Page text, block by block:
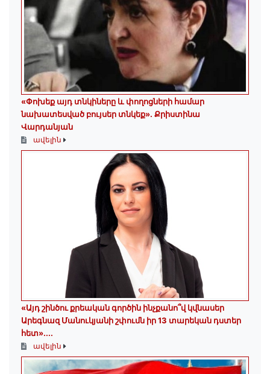
«Փոխեք այդ տնկիները և փողոցների համար
նախատեսված բույսեր տնկեք». Քրիստինա
Վարդանյան
ավելին
«Այդ շինծու քրեական գործին ինչքանո՞վ կվնասեր
Արեգնազ Մանուկյանի շփումն իր 13 տարեկան դստեր
հետ»․...
ավելին